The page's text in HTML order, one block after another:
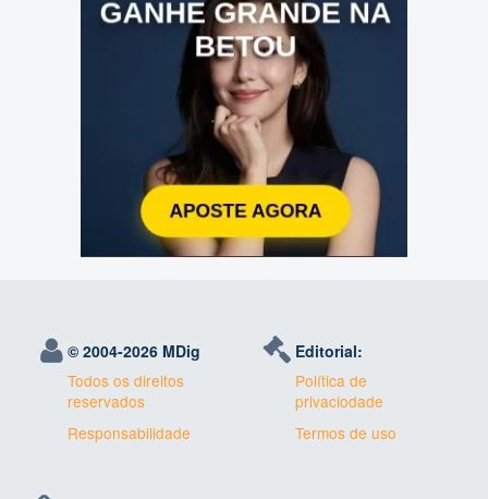
© 2004-2026 MDig
Todos os direitos
reservados
Responsabilidade
Editorial:
Política de
privaciodade
Termos de uso